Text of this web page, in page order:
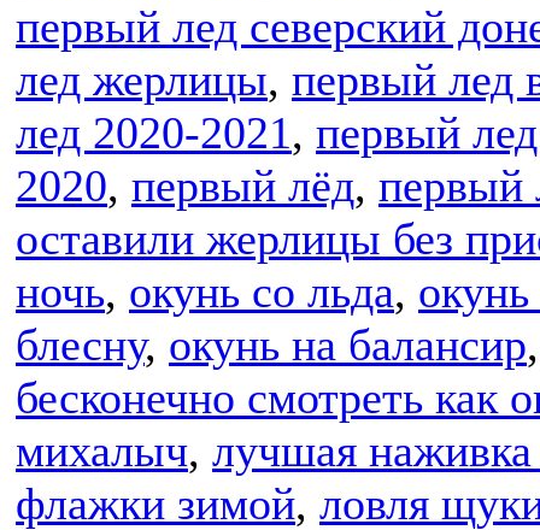
первый лед северский
лед жерлицы, первый лед
лед 2020-2021, первый
2020, первый лёд, первый
оставили жерлицы без
ночь, окунь со льда,
блесну, окунь на балансир
бесконечно смотреть как
михалыч, лучшая наживка
флажки зимой, ловля